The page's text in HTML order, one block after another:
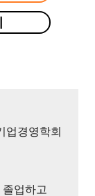
업경영학회
업하고